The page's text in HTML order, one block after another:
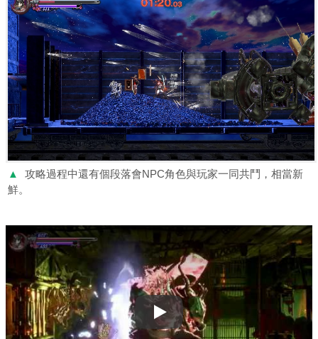
▲
攻略過程中還有個段落會NPC角色與玩家一同共鬥，相當新
鮮。
Play